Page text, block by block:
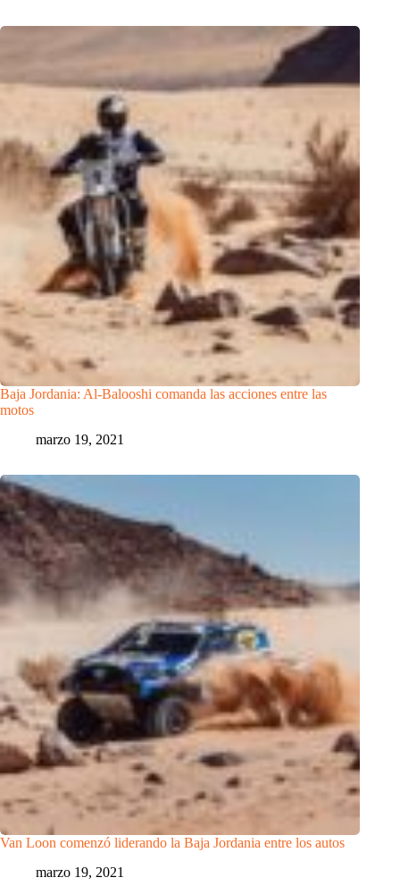
Baja Jordania: Al-Balooshi comanda las acciones entre las
motos
marzo 19, 2021
Van Loon comenzó liderando la Baja Jordania entre los autos
marzo 19, 2021